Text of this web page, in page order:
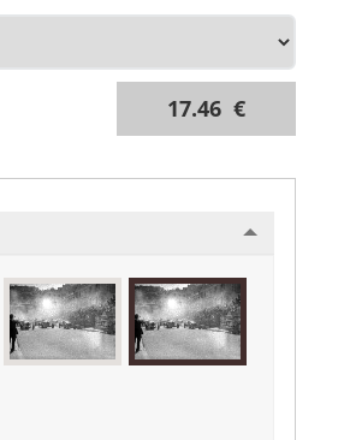
17.46 €